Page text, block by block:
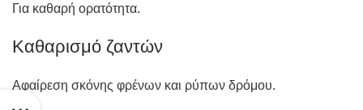
Για καθαρή ορατότητα.
Καθαρισμό ζαντών
Αφαίρεση σκόνης φρένων και ρύπων δρόμου.